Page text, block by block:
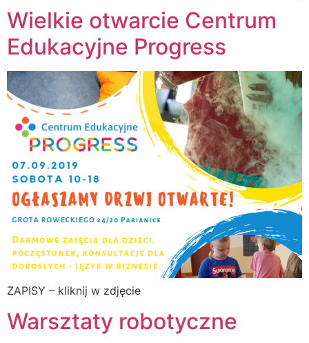
Wielkie otwarcie Centrum
Edukacyjne Progress
ZAPISY – kliknij w zdjęcie
Warsztaty robotyczne